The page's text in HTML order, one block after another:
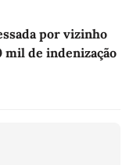
por vizinho
mil de indenização